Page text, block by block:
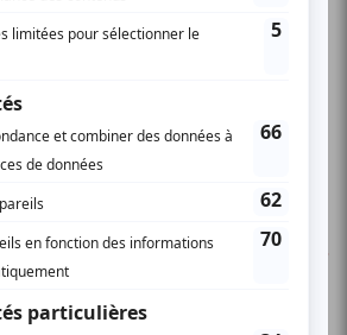
connecté pour